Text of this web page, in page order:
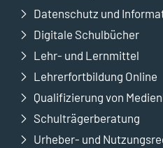
Datenschutz und
Digitale Schulbücher
Lehr- und Lernmittel
Lehrerfortbildung Online
Qualifizierung von
Schulträgerberatung
Urheber- und